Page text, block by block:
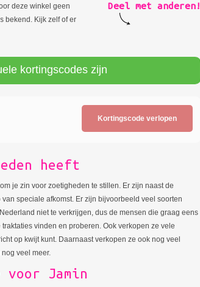
Deel met anderen!
deze winkel geen
bekend. Kijk zelf of er
kortingscodes zijn
Kortingscode verlopen
heeft
je zin voor zoetigheden te stillen. Er zijn naast de
speciale afkomst. Er zijn bijvoorbeeld veel soorten
niet te verkrijgen, dus de mensen die graag eens
vinden en proberen. Ook verkopen ze vele
op kwijt kunt. Daarnaast verkopen ze ook nog veel
veel meer.
voor Jamin